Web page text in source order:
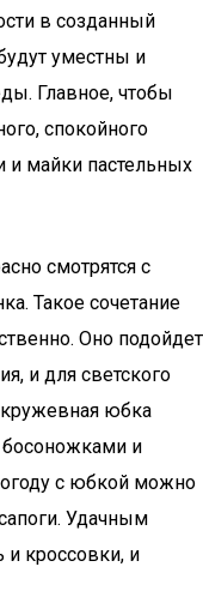
в созданный
уместны и
Главное, чтобы
спокойного
майки пастельных
смотрятся с
Такое сочетание
Оно подойдет
и для светского
юбка
босоножками и
с юбкой можно
Удачным
и кроссовки, и